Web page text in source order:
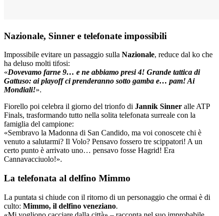
Nazionale, Sinner e telefonate impossibili
Impossibile evitare un passaggio sulla Nazionale, reduce dal ko che
ha deluso molti tifosi:
«Dovevamo farne 9… e ne abbiamo presi 4! Grande tattica di
Gattuso: ai playoff ci prenderanno sotto gamba e… pam! Ai
Mondiali!».
Fiorello poi celebra il giorno del trionfo di Jannik Sinner alle ATP
Finals, trasformando tutto nella solita telefonata surreale con la
famiglia del campione:
«Sembravo la Madonna di San Candido, ma voi conoscete chi è
venuto a salutarmi? Il Volo? Pensavo fossero tre scippatori! A un
certo punto è arrivato uno… pensavo fosse Hagrid! Era
Cannavacciuolo!».
La telefonata al delfino Mimmo
La puntata si chiude con il ritorno di un personaggio che ormai è di
culto: Mimmo, il delfino veneziano.